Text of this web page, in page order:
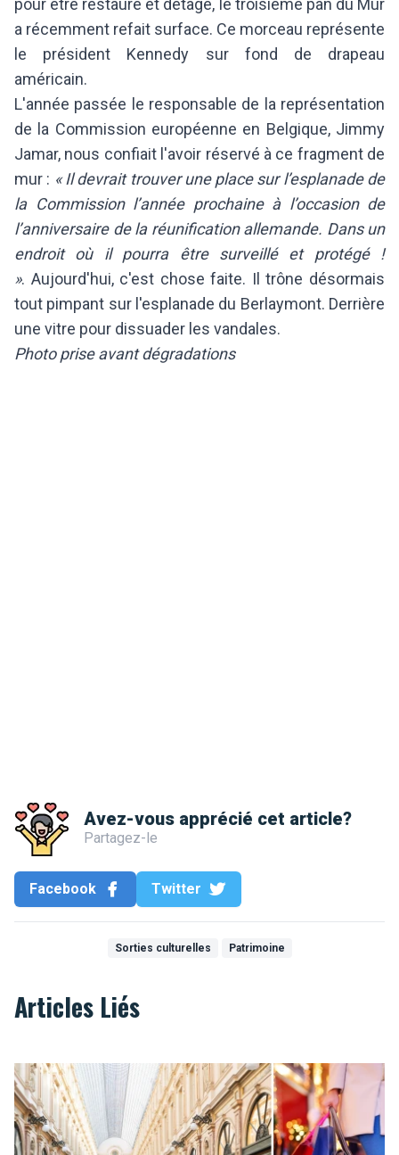
pour être restauré et détagé, le troisième pan du Mur
a récemment refait surface. Ce morceau représente
le président Kennedy sur fond de drapeau
américain.
L'année passée le responsable de la représentation
de la Commission européenne en Belgique, Jimmy
Jamar, nous confiait l'avoir réservé à ce fragment de
mur : « Il devrait trouver une place sur l’esplanade de
la Commission l’année prochaine à l’occasion de
l’anniversaire de la réunification allemande. Dans un
endroit où il pourra être surveillé et protégé !
». Aujourd'hui, c'est chose faite. Il trône désormais
tout pimpant sur l'esplanade du Berlaymont. Derrière
une vitre pour dissuader les vandales.
Photo prise avant dégradations
Avez-vous apprécié cet article?
Partagez-le
Facebook Twitter
Sorties culturelles Patrimoine
Articles Liés
COUVERTS Les galeries bruxelloises : un vrai trésor culturel